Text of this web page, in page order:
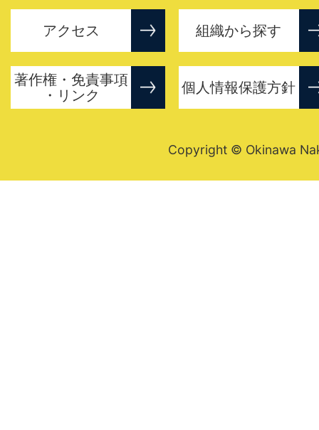
アクセス 組織から探す
著作権・免責事項
・リンク
個人情報保護方針
Copyright © Okinawa